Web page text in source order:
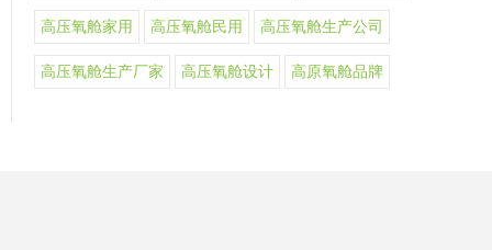
高压氧舱家用 高压氧舱民用 高压氧舱生产公司
高压氧舱生产厂家 高压氧舱设计 高原氧舱品牌